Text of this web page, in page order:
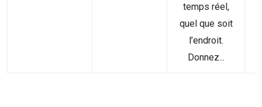
temps réel,
quel que soit
l’endroit.
Donnez...